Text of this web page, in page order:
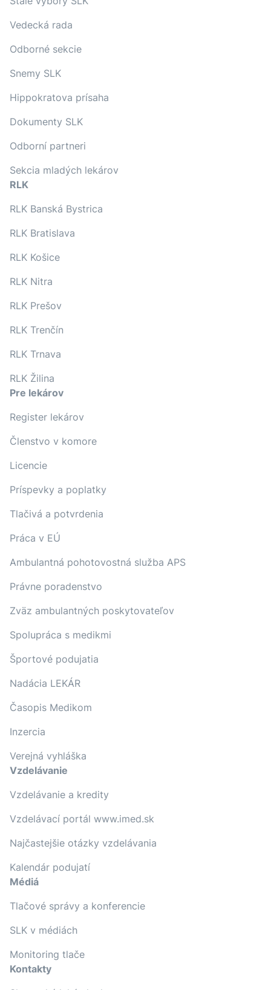
Vedecká rada
Odborné sekcie
Snemy SLK
Hippokratova prísaha
Dokumenty SLK
Odborní partneri
Sekcia mladých lekárov
RLK
RLK Banská Bystrica
RLK Bratislava
RLK Košice
RLK Nitra
RLK Prešov
RLK Trenčín
RLK Trnava
RLK Žilina
Pre lekárov
Register lekárov
Členstvo v komore
Licencie
Príspevky a poplatky
Tlačivá a potvrdenia
Práca v EÚ
Ambulantná pohotovostná služba APS
Právne poradenstvo
Zväz ambulantných poskytovateľov
Spolupráca s medikmi
Športové podujatia
Nadácia LEKÁR
Časopis Medikom
Inzercia
Verejná vyhláška
Vzdelávanie
Vzdelávanie a kredity
Vzdelávací portál www.imed.sk
Najčastejšie otázky vzdelávania
Kalendár podujatí
Médiá
Tlačové správy a konferencie
SLK v médiách
Monitoring tlače
Kontakty